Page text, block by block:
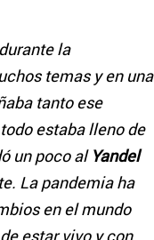
la
temas y en una
tanto ese
estaba lleno de
un poco al Yandel
La pandemia ha
en el mundo
estar vivo y con